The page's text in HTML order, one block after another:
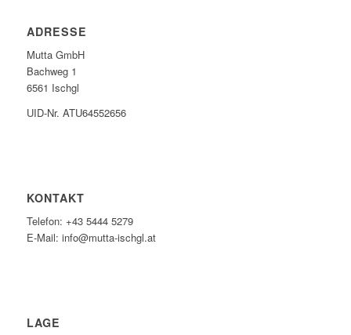
ADRESSE
Mutta GmbH
Bachweg 1
6561 Ischgl
UID-Nr. ATU64552656
KONTAKT
Telefon: +43 5444 5279
E-Mail: info@mutta-ischgl.at
LAGE